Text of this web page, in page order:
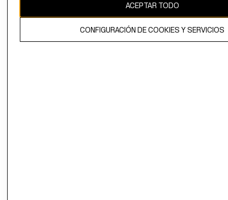
Chile ($)
ACEPTAR TODO
CONFIGURACIÓN DE COOKIES Y SERVICIOS